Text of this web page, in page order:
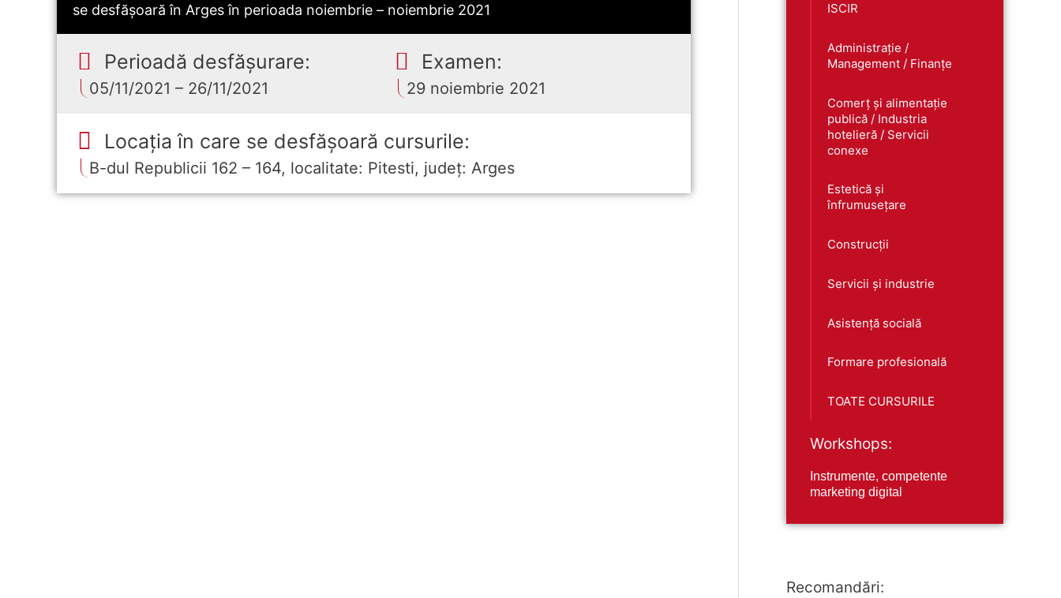
se desfășoară în Arges în perioada noiembrie – noiembrie 2021
Perioadă desfășurare:
05/11/2021 – 26/11/2021
Examen:
29 noiembrie 2021
Locația în care se desfășoară cursurile:
B-dul Republicii 162 – 164, localitate: Pitesti, județ: Arges
ISCIR
Administrație /
Management / Finanțe
Comerț și alimentație
publică / Industria
hotelieră / Servicii
conexe
Estetică și
înfrumusețare
Construcții
Servicii și industrie
Asistență socială
Formare profesională
TOATE CURSURILE
Workshops:
Instrumente, competente
marketing digital
Recomandări: